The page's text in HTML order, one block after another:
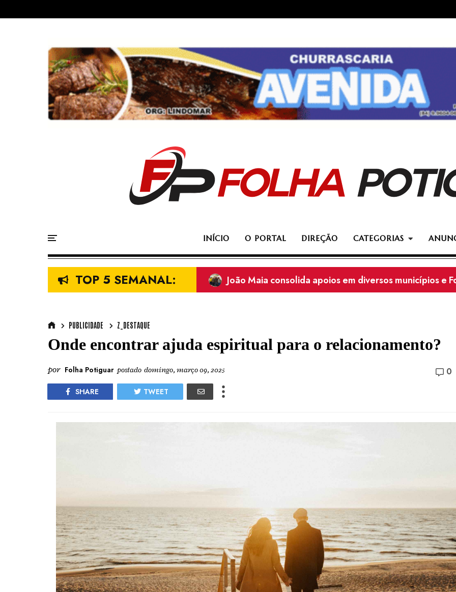
INÍCIO O PORTAL DIREÇÃO CATEGORIAS
TOP 5 SEMANAL: Adolescente de 16 anos morre após grave acidente
PUBLICIDADE Z_DESTAQUE
Onde encontrar ajuda espiritual para o relacionamento?
por Folha Potiguar postado domingo, março 09, 2025 0
SHARE TWEET